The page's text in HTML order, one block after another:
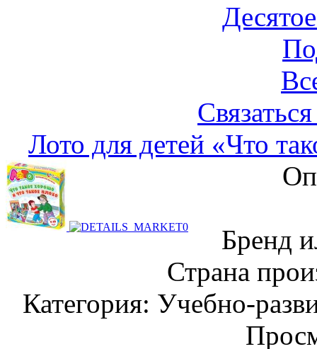
Лото для детей «Что
Бренд
Страна
Категория: Учебно-